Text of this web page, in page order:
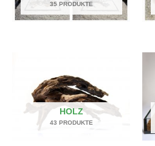
35 PRODUKTE
HOLZ
43 PRODUKTE